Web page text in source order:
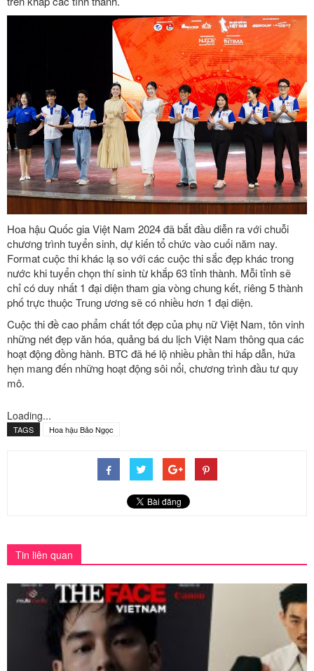
Hoa hậu Quốc gia Việt Nam 2024 đã bắt đầu diễn ra với chuỗi
chương trình tuyển sinh, dự kiến tổ chức vào cuối năm nay.
Format cuộc thi khác lạ so với các cuộc thi sắc đẹp khác trong
nước khi tuyển chọn thí sinh từ khắp 63 tỉnh thành. Mỗi tỉnh sẽ
chỉ có duy nhất 1 đại diện tham gia vòng chung kết, riêng 5 thành
phố trực thuộc Trung ương sẽ có nhiều hơn 1 đại diện.
Cuộc thi đề cao phẩm chất tốt đẹp của phụ nữ Việt Nam, tôn vinh
những nét đẹp văn hóa, quảng bá du lịch Việt Nam thông qua các
hoạt động đồng hành. BTC đã hé lộ nhiều phần thi hấp dẫn, hứa
hẹn mang đến những hoạt động sôi nổi, chương trình đầu tư quy
mô.
Loading...
TAGS Hoa hậu Bảo Ngọc
Tin liên quan